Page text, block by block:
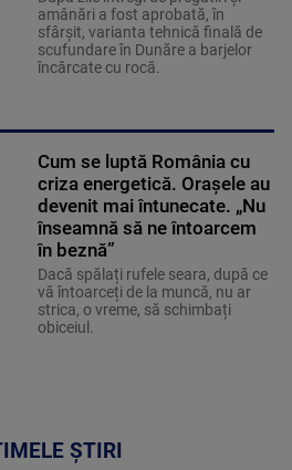
amânări a fost aprobată, în
sfârșit, varianta tehnică finală de
scufundare în Dunăre a barjelor
încărcate cu rocă.
Cum se luptă România cu
criza energetică. Orașele au
devenit mai întunecate. „Nu
înseamnă să ne întoarcem
în beznă”
Dacă spălați rufele seara, după ce
vă întoarceți de la muncă, nu ar
strica, o vreme, să schimbați
obiceiul.
ȘTIRI